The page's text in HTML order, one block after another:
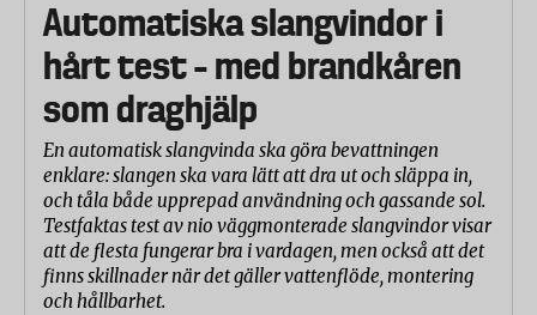
Automatiska slangvindor i
hårt test – med brandkåren
som draghjälp
En automatisk slangvinda ska göra bevattningen
enklare: slangen ska vara lätt att dra ut och släppa in,
och tåla både upprepad användning och gassande sol.
Testfaktas test av nio väggmonterade slangvindor visar
att de flesta fungerar bra i vardagen, men också att det
finns skillnader när det gäller vattenflöde, montering
och hållbarhet.